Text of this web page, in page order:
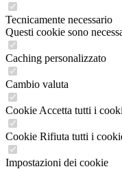
Tecnicamente necessario
Questi cookie sono
Caching personalizzato
Cambio valuta
Cookie Accetta tutti i
Cookie Rifiuta tutti i
Impostazioni dei cookie